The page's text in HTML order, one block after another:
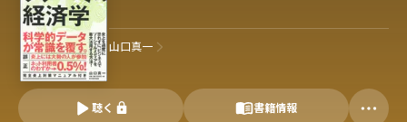
山口真一
聴く 書籍情報